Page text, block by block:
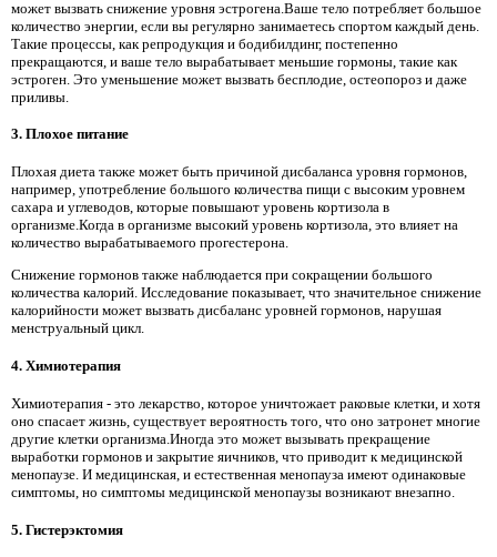
может вызвать снижение уровня эстрогена.Ваше тело потребляет большое
количество энергии, если вы регулярно занимаетесь спортом каждый день.
Такие процессы, как репродукция и бодибилдинг, постепенно
прекращаются, и ваше тело вырабатывает меньшие гормоны, такие как
эстроген. Это уменьшение может вызвать бесплодие, остеопороз и даже
приливы.
3. Плохое питание
Плохая диета также может быть причиной дисбаланса уровня гормонов,
например, употребление большого количества пищи с высоким уровнем
сахара и углеводов, которые повышают уровень кортизола в
организме.Когда в организме высокий уровень кортизола, это влияет на
количество вырабатываемого прогестерона.
Снижение гормонов также наблюдается при сокращении большого
количества калорий. Исследование показывает, что значительное снижение
калорийности может вызвать дисбаланс уровней гормонов, нарушая
менструальный цикл.
4. Химиотерапия
Химиотерапия - это лекарство, которое уничтожает раковые клетки, и хотя
оно спасает жизнь, существует вероятность того, что оно затронет многие
другие клетки организма.Иногда это может вызывать прекращение
выработки гормонов и закрытие яичников, что приводит к медицинской
менопаузе. И медицинская, и естественная менопауза имеют одинаковые
симптомы, но симптомы медицинской менопаузы возникают внезапно.
5. Гистерэктомия